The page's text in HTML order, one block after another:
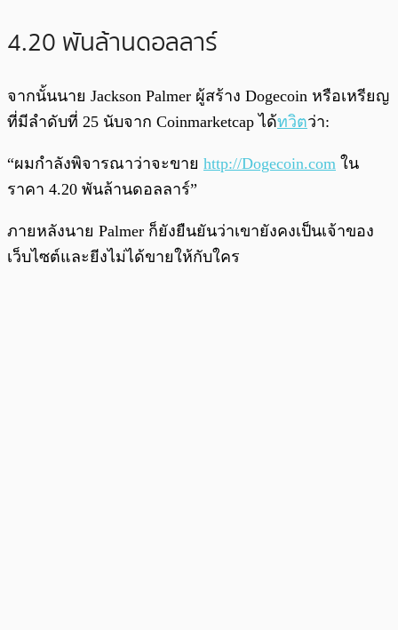
4.20 พันล้านดอลลาร์
จากนั้นนาย Jackson Palmer ผู้สร้าง Dogecoin หรือเหรียญ
ที่มีลำดับที่ 25 นับจาก Coinmarketcap ได้ทวิตว่า:
“ผมกำลังพิจารณาว่าจะขาย http://Dogecoin.com ใน
ราคา 4.20 พันล้านดอลลาร์”
ภายหลังนาย Palmer ก็ยังยืนยันว่าเขายังคงเป็นเจ้าของ
เว็บไซต์และยีงไม่ได้ขายให้กับใคร